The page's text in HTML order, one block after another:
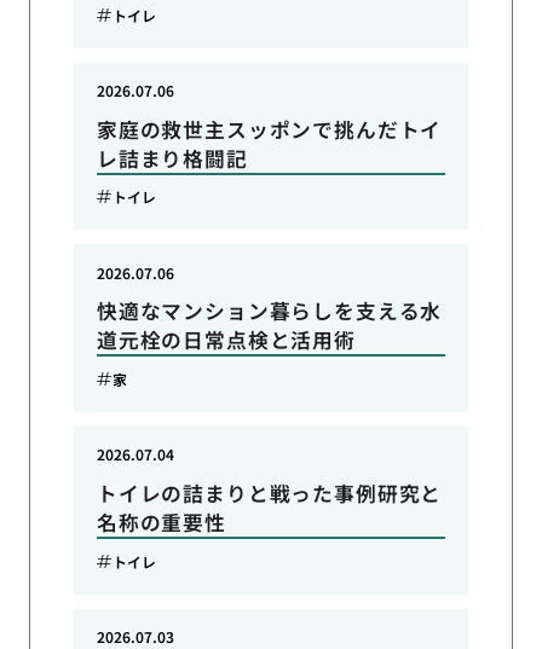
トイレ
家庭の救世主スッポンで挑んだトイ
レ詰まり格闘記
2026.07.06
トイレ
快適なマンション暮らしを支える水
道元栓の日常点検と活用術
2026.07.06
家
トイレの詰まりと戦った事例研究と
名称の重要性
2026.07.04
トイレ
2026.07.03